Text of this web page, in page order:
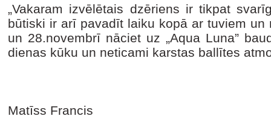
„Vakaram izvēlētais dzēriens ir tikpat
būtiski ir arī pavadīt laiku kopā ar tuviem
un 28.novembrī nāciet uz „Aqua Luna”
dienas kūku un neticami karstas ballītes
Matīss Francis